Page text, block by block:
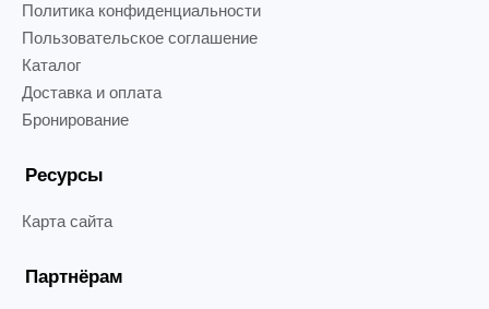
Политика конфиденциальности
Пользовательское соглашение
Каталог
Доставка и оплата
Бронирование
Ресурсы
Карта сайта
Партнёрам